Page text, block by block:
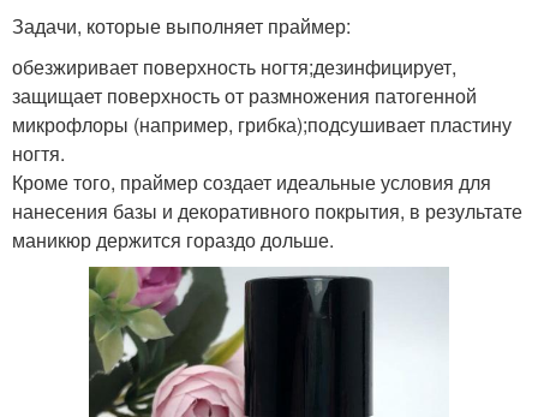
Задачи, которые выполняет праймер:
обезжиривает поверхность ногтя;дезинфицирует,
защищает поверхность от размножения патогенной
микрофлоры (например, грибка);подсушивает пластину
ногтя.
Кроме того, праймер создает идеальные условия для
нанесения базы и декоративного покрытия, в результате
маникюр держится гораздо дольше.